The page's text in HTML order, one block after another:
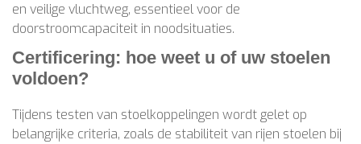
en veilige vluchtweg, essentieel voor de
doorstroomcapaciteit in noodsituaties.
Certificering: hoe weet u of uw stoelen
voldoen?
Tijdens testen van stoelkoppelingen wordt gelet op
belangrijke criteria, zoals de stabiliteit van rijen stoelen bij